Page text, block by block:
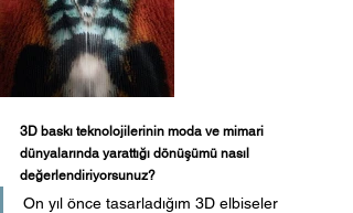
3D baskı teknolojilerinin moda ve mimari
dünyalarında yarattığı dönüşümü nasıl
değerlendiriyorsunuz?
On yıl önce tasarladığım 3D elbiseler